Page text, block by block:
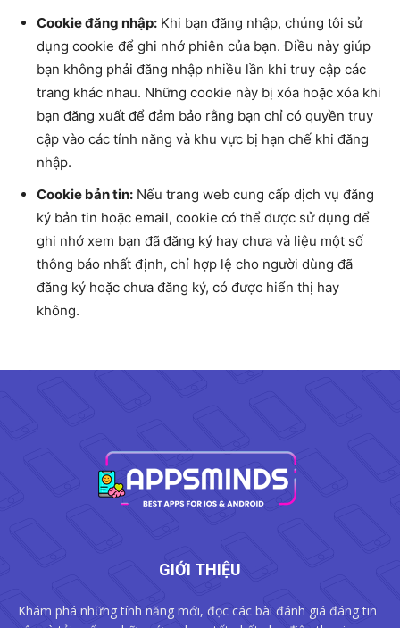
Cookie đăng nhập: Khi bạn đăng nhập, chúng tôi sử
dụng cookie để ghi nhớ phiên của bạn. Điều này giúp
bạn không phải đăng nhập nhiều lần khi truy cập các
trang khác nhau. Những cookie này bị xóa hoặc xóa khi
bạn đăng xuất để đảm bảo rằng bạn chỉ có quyền truy
cập vào các tính năng và khu vực bị hạn chế khi đăng
nhập.
Cookie bản tin: Nếu trang web cung cấp dịch vụ đăng
ký bản tin hoặc email, cookie có thể được sử dụng để
ghi nhớ xem bạn đã đăng ký hay chưa và liệu một số
thông báo nhất định, chỉ hợp lệ cho người dùng đã
đăng ký hoặc chưa đăng ký, có được hiển thị hay
không.
GIỚI THIỆU
Khám phá những tính năng mới, đọc các bài đánh giá đáng tin